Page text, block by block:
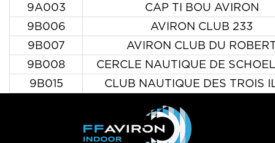
9A003
CAP TI BOU AVIRON
9B006
AVIRON CLUB 233
9B007
AVIRON CLUB DU
9B008
CERCLE NAUTIQUE DE
9B015
CLUB NAUTIQUE DES TROIS